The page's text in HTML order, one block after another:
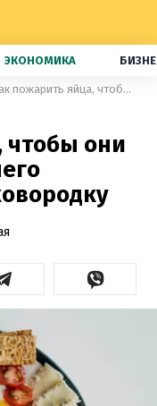
ЭКОНОМИКА
Как пожарить яйца, чтобы они не пригорели: для чего добавлять воду в сковородку
чтобы они